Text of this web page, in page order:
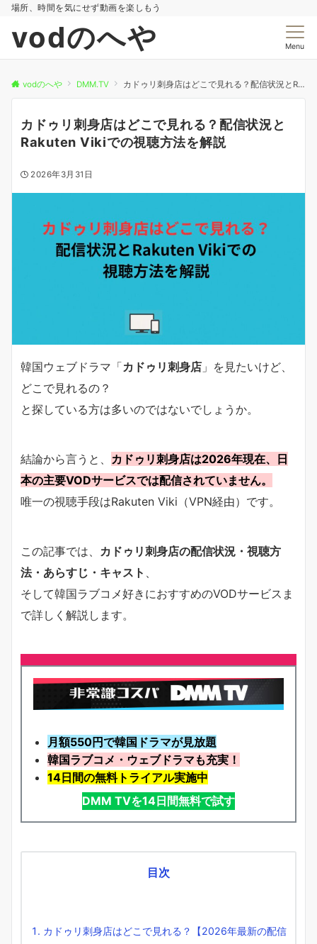
場所、時間を気にせず動画を楽しもう
vodのへや Menu
vodのへや DMM.TV カドゥリ刺身店はどこで見れる？配信状況とRakuten Vikiでの視聴方法を解説
カドゥリ刺身店はどこで見れる？配信状況と
Rakuten Vikiでの視聴方法を解説
2026年3月31日
韓国ウェブドラマ「カドゥリ刺身店 」を見たいけど、
どこで見れるの？
と探している方は多いのではないでしょうか。
結論から言うと、 カドゥリ刺身店は2026年現在、日
本の主要VODサービスでは配信されていません。
唯一の視聴手段はRakuten Viki（VPN経由）です。
この記事では、 カドゥリ刺身店の配信状況・視聴方
法・あらすじ・キャスト
そして韓国ラブコメ好きにおすすめのVODサービスま
で詳しく解説します。
月額550円で韓国ドラマが見放題
韓国ラブコメ・ウェブドラマも充実！
14日間の無料トライアル実施中
DMM TVを14日間無料で試す
目次
カドゥリ刺身店はどこで見れる？【2026年最新の配信